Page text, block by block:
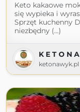
Keto kakaowe
się wypieka i
Sprzęt kuchenny
niezbędny (...)
K E T O N
ketonawyk.pl